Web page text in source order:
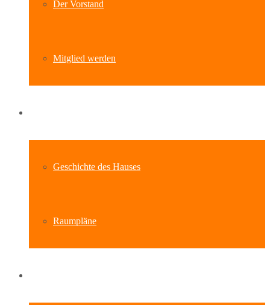
Der Vorstand
Mitglied werden
Geschichte des Hauses
Raumpläne